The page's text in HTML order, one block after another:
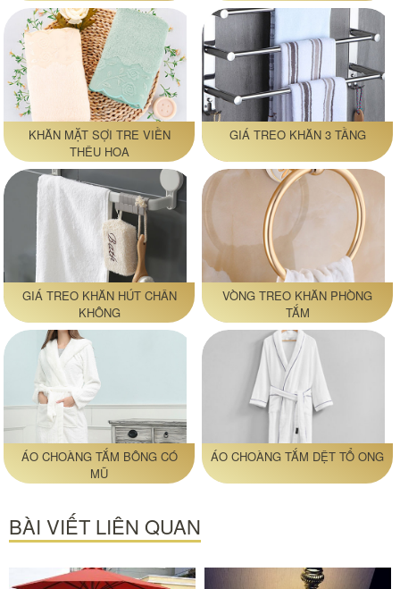
KHĂN MẶT SỢI TRE VIỀN
THÊU HOA
GIÁ TREO KHĂN 3 TẦNG
GIÁ TREO KHĂN HÚT CHÂN
KHÔNG
VÒNG TREO KHĂN PHÒNG
TẮM
ÁO CHOÀNG TẮM BÔNG CÓ
MŨ
ÁO CHOÀNG TẮM DỆT TỔ ONG
BÀI VIẾT LIÊN QUAN